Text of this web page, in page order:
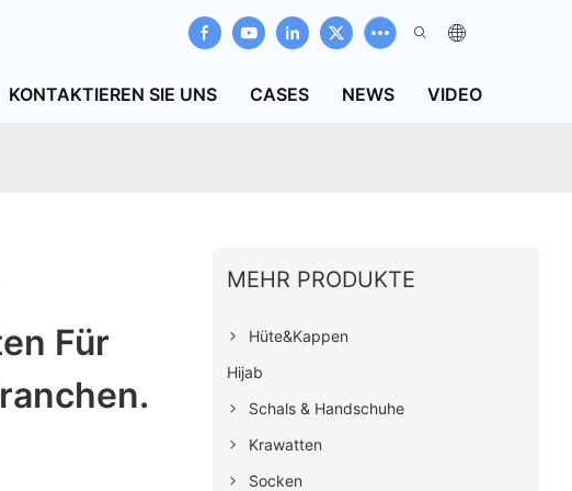
KONTAKTIEREN SIE UNS CASES NEWS VIDEO
Für
MEHR PRODUKTE
Hüte&Kappen
Hijab
Schals & Handschuhe
Krawatten
Socken